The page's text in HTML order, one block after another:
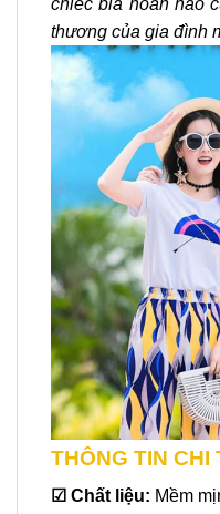
thương của gia đình
THÔNG TIN CHI
☑ Chất liệu: Mềm